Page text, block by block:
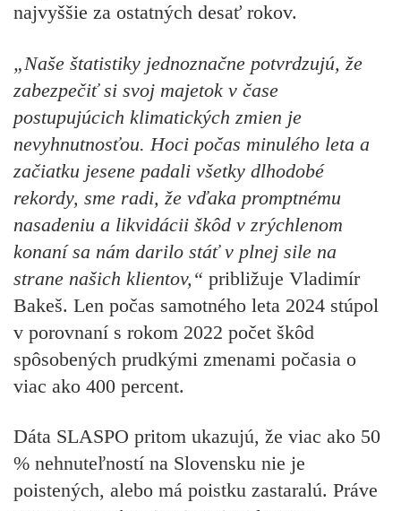
najvyššie za ostatných desať rokov.
„Naše štatistiky jednoznačne potvrdzujú, že
zabezpečiť si svoj majetok v čase
postupujúcich klimatických zmien je
nevyhnutnosťou. Hoci počas minulého leta a
začiatku jesene padali všetky dlhodobé
rekordy, sme radi, že vďaka promptnému
nasadeniu a likvidácii škôd v zrýchlenom
konaní sa nám darilo stáť v plnej sile na
strane našich klientov,“ približuje Vladimír
Bakeš. Len počas samotného leta 2024 stúpol
v porovnaní s rokom 2022 počet škôd
spôsobených prudkými zmenami počasia o
viac ako 400 percent.
Dáta SLASPO pritom ukazujú, že viac ako 50
% nehnuteľností na Slovensku nie je
poistených, alebo má poistku zastaralú. Práve